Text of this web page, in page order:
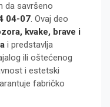
da savršeno
04-07. Ovaj deo
kvake, brave i
i predstavlja
ili oštećenog
i estetski
fabričko